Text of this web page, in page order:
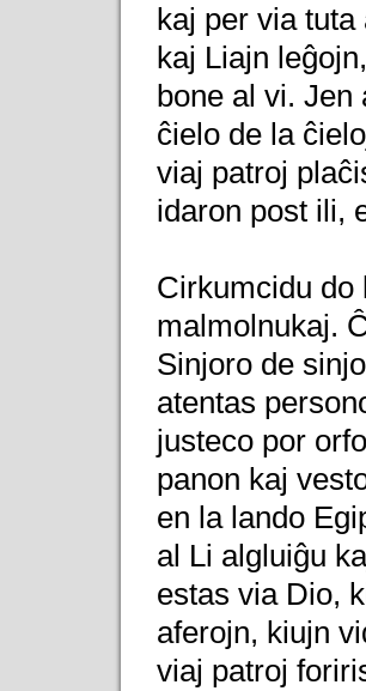
kaj per via
kaj Liajn
bone al vi.
ĉielo de la
viaj patroj
idaron post ili,
Cirkumcidu do
malmolnukaj.
Sinjoro de
atentas
justeco por
panon kaj
en la lando
al Li algluiĝu
estas via Dio,
aferojn, kiujn
viaj patroj